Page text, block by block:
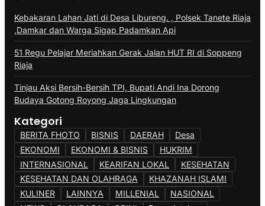
Kebakaran Lahan Jati di Desa Libureng. , Polsek Tanete Riaja
,Damkar dan Warga Sigap Padamkan Api
51 Regu Pelajar Meriahkan Gerak Jalan HUT RI di Soppeng
Riaja
Tinjau Aksi Bersih-Bersih TPI, Bupati Andi Ina Dorong
Budaya Gotong Royong Jaga Lingkungan
Kategori
BERITA FHOTO BISNIS DAERAH
Desa
EKONOMI
EKONOMI & BISNIS
HUKRIM
INTERNASIONAL
KEARIFAN LOKAL
KESEHATAN
KESEHATAN DAN OLAHRAGA
KHAZANAH ISLAMI
KULINER
LAINNYA MILLENIAL
NASIONAL